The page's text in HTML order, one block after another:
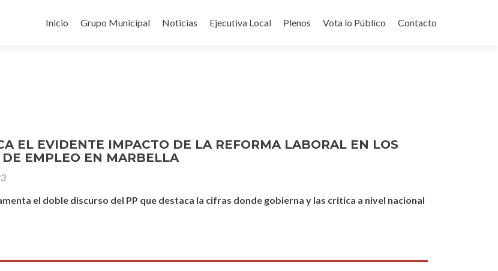
al
Inicio Grupo Municipal Noticias Ejecutiva Local Plenos Vota lo Público Contacto
EL EVIDENTE IMPACTO DE LA REFORMA LABORAL EN LOS
EMPLEO EN MARBELLA
el doble discurso del PP que destaca la cifras donde gobierna y las critica a nivel nacional